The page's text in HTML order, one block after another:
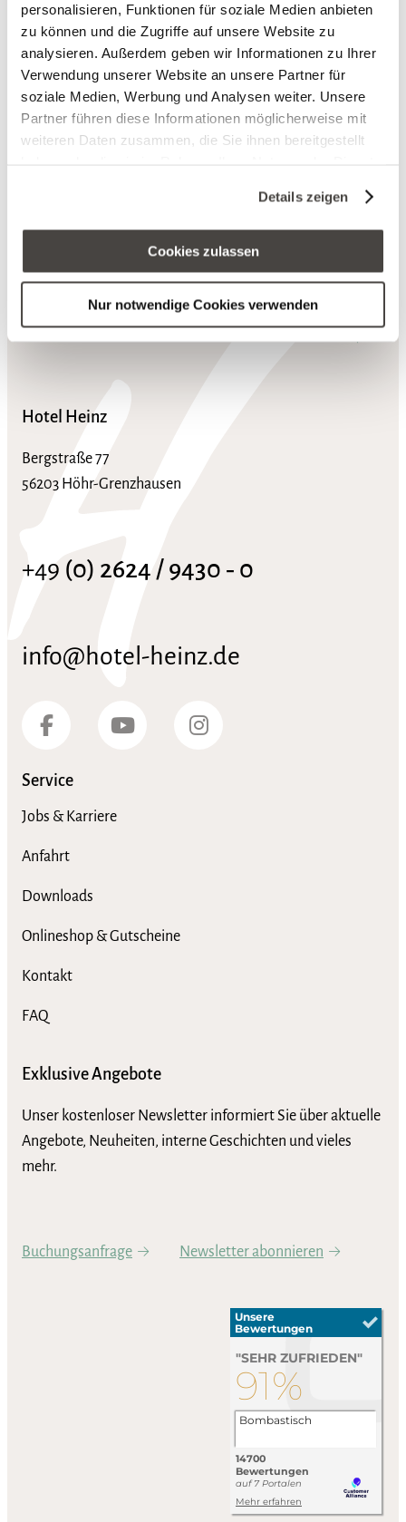
personalisieren, Funktionen für soziale Medien anbieten
zu können und die Zugriffe auf unsere Website zu
analysieren. Außerdem geben wir Informationen zu Ihrer
Verwendung unserer Website an unsere Partner für
soziale Medien, Werbung und Analysen weiter. Unsere
Partner führen diese Informationen möglicherweise mit
weiteren Daten zusammen, die Sie ihnen bereitgestellt
Cookies, wenn Sie unsere Webseite weiterhin nutzen.
Details zeigen
Cookies zulassen
Nur notwendige Cookies verwenden
Hotel Heinz
Bergstraße 77
56203 Höhr-Grenzhausen
+49 (0) 2624 / 9430 ‑ 0
info@hotel-heinz.de
Service
Jobs & Karriere
Anfahrt
Downloads
Onlineshop & Gutscheine
Kontakt
FAQ
Exklusive Angebote
Unser kostenloser Newsletter informiert Sie über aktuelle
Angebote, Neuheiten, interne Geschichten und vieles
mehr.
Buchungsanfrage Newsletter abonnieren